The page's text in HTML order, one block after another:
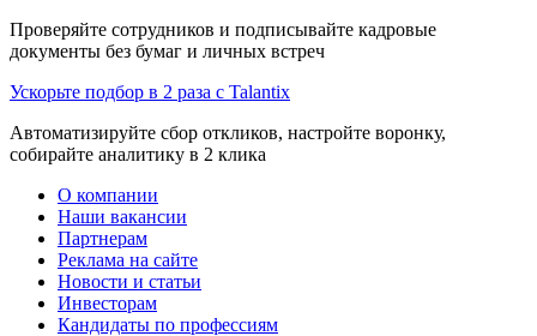
Проверяйте сотрудников и подписывайте кадровые
документы без бумаг и личных встреч
Ускорьте подбор в 2 раза с Talantix
Автоматизируйте сбор откликов, настройте воронку,
собирайте аналитику в 2 клика
О компании
Наши вакансии
Партнерам
Реклама на сайте
Новости и статьи
Инвесторам
Кандидаты по профессиям